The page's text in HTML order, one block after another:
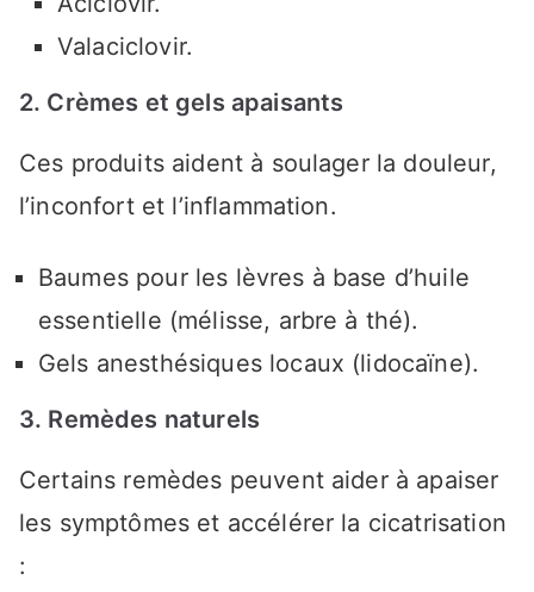
Valaciclovir.
2. Crèmes et gels apaisants
Ces produits aident à soulager la douleur,
l’inconfort et l’inflammation.
Baumes pour les lèvres à base d’huile
essentielle (mélisse, arbre à thé).
Gels anesthésiques locaux (lidocaïne).
3. Remèdes naturels
Certains remèdes peuvent aider à apaiser
les symptômes et accélérer la cicatrisation
: